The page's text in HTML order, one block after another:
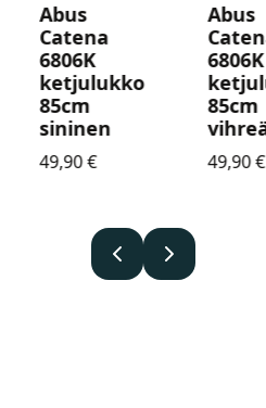
Abus
Catena
6806K
ketjulukko
85cm
sininen
49,90€
Abus
6806K
85cm
49,90€
EdellinenSeuraava